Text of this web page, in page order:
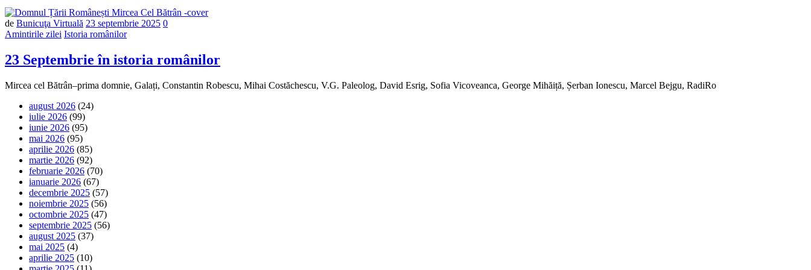
de Bunicuţa Virtuală 23 septembrie 2025 Număr
0
Amintirile zilei Istoria românilor
23 Septembrie în istoria românilor
Mircea cel Bătrân–prima domnie, Galați, Constantin Robescu, Mihai Costăchescu, V.G. Paleolog, David Esrig, Sofia Vicoveanca, George Mihăiță, Șerban Ionescu, Marcel Bejgu, RadiRo
august 2026 (24)
iulie 2026 (99)
iunie 2026 (95)
mai 2026 (95)
aprilie 2026 (85)
martie 2026 (92)
februarie 2026 (70)
ianuarie 2026 (67)
decembrie 2025 (57)
noiembrie 2025 (56)
octombrie 2025 (47)
septembrie 2025 (56)
august 2025 (37)
mai 2025 (4)
aprilie 2025 (10)